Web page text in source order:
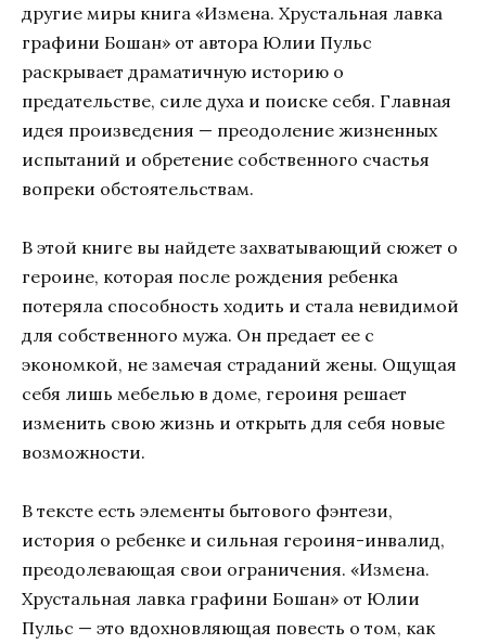
другие миры книга «Измена. Хрустальная лавка
графини Бошан» от автора Юлии Пульс
раскрывает драматичную историю о
предательстве, силе духа и поиске себя. Главная
идея произведения — преодоление жизненных
испытаний и обретение собственного счастья
вопреки обстоятельствам.
В этой книге вы найдете захватывающий сюжет о
героине, которая после рождения ребенка
потеряла способность ходить и стала невидимой
для собственного мужа. Он предает ее с
экономкой, не замечая страданий жены. Ощущая
себя лишь мебелью в доме, героиня решает
изменить свою жизнь и открыть для себя новые
возможности.
В тексте есть элементы бытового фэнтези,
история о ребенке и сильная героиня-инвалид,
преодолевающая свои ограничения. «Измена.
Хрустальная лавка графини Бошан» от Юлии
Пульс — это вдохновляющая повесть о том, как